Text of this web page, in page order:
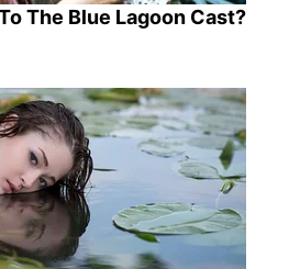
The Blue Lagoon Cast?